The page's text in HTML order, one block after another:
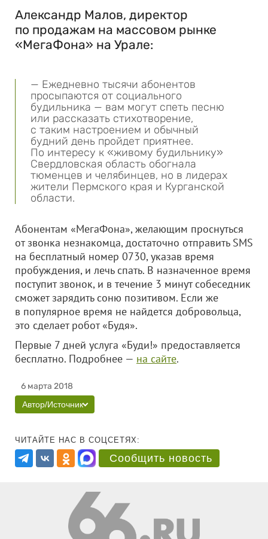
Александр Малов, директор
по продажам на массовом рынке
«МегаФона» на Урале:
— Ежедневно тысячи абонентов
просыпаются от социального
будильника — вам могут спеть песню
или рассказать стихотворение,
с таким настроением и обычный
будний день пройдет приятнее.
По интересу к «живому будильнику»
Свердловская область обогнала
тюменцев и челябинцев, но в лидерах
жители Пермского края и Курганской
области.
Абонентам «МегаФона», желающим проснуться
от звонка незнакомца, достаточно отправить SMS
на бесплатный номер 0730, указав время
пробуждения, и лечь спать. В назначенное время
поступит звонок, и в течение 3 минут собеседник
сможет зарядить соню позитивом. Если же
в популярное время не найдется добровольца,
это сделает робот «Будя».
Первые 7 дней услуга «Буди!» предоставляется
бесплатно. Подробнее — на сайте.
6 марта 2018
Автор/Источник
ЧИТАЙТЕ НАС В СОЦСЕТЯХ:
Сообщить новость